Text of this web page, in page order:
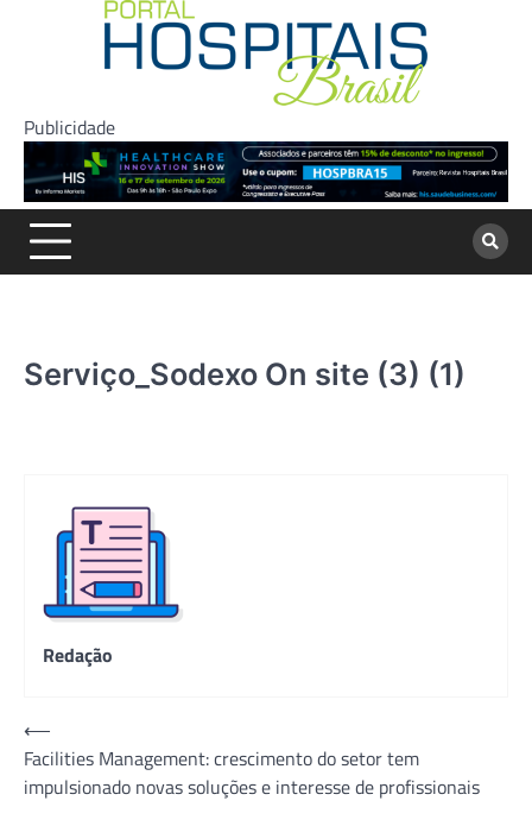
Publicidade
Serviço_Sodexo On site (3) (1)
Redação
Navegação
de
Post
⟵
Facilities Management: crescimento do setor tem
impulsionado novas soluções e interesse de profissionais